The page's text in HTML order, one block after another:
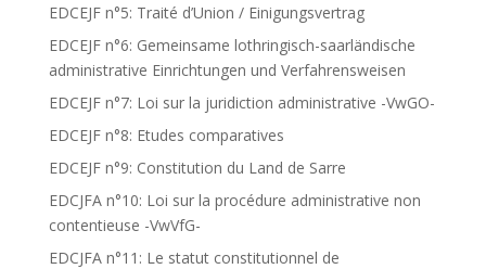
EDCEJF n°5: Traité d’Union / Einigungsvertrag
EDCEJF n°6: Gemeinsame lothringisch-saarländische
administrative Einrichtungen und Verfahrensweisen
EDCEJF n°7: Loi sur la juridiction administrative -VwGO-
EDCEJF n°8: Etudes comparatives
EDCEJF n°9: Constitution du Land de Sarre
EDCJFA n°10: Loi sur la procédure administrative non
contentieuse -VwVfG-
EDCJFA n°11: Le statut constitutionnel de